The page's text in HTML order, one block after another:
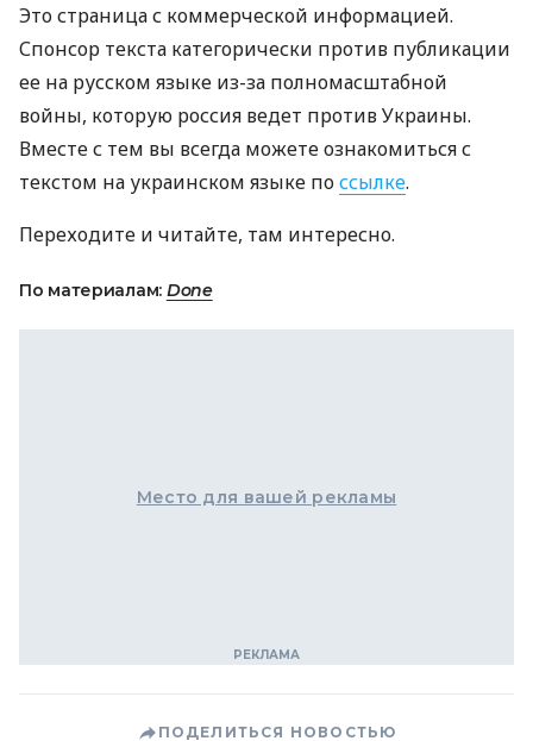
Это страница с коммерческой информацией.
Спонсор текста категорически против публикации
ее на русском языке из-за полномасштабной
войны, которую россия ведет против Украины.
Вместе с тем вы всегда можете ознакомиться с
текстом на украинском языке поссылке.
Переходите и читайте, там интересно.
По материалам: Done
Место для вашей рекламы
ПОДЕЛИТЬСЯ НОВОСТЬЮ